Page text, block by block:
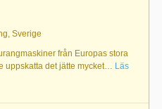
Sverige
från Europas stora
uppskatta det jätte mycket… Läs